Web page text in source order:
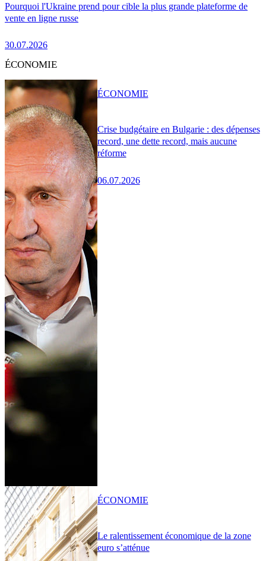
Pourquoi l'Ukraine prend pour cible la plus grande plateforme de
vente en ligne russe
30.07.2026
ÉCONOMIE
Crise budgétaire en Bulgarie : des dépenses
record, une dette record, mais aucune
réforme
06.07.2026
ÉCONOMIE
Le ralentissement économique de la zone
euro s’atténue
ÉCONOMIE